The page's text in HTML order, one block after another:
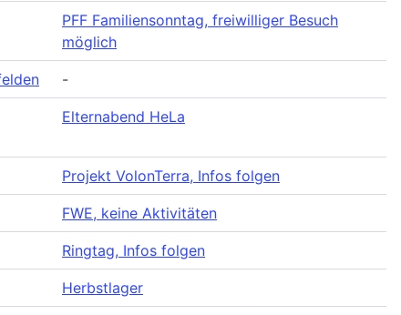
PFF Familiensonntag, freiwilliger Besuch
möglich
-
Elternabend HeLa
Projekt VolonTerra, Infos folgen
FWE, keine Aktivitäten
Ringtag, Infos folgen
Herbstlager